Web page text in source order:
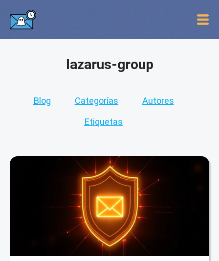
lazarus-group
Blog Categorías Autores
Etiquetas